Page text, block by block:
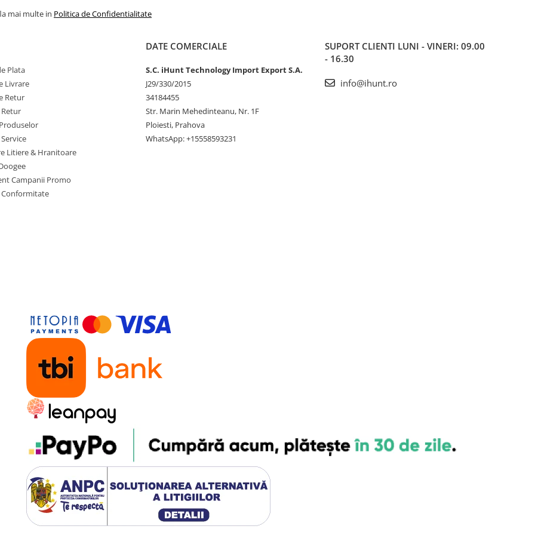
mai multe in Politica de Confidentialitate
Plata
Livrare
Retur
Litiere & Hranitoare
Campanii Promo
Conformitate
DATE COMERCIALE
S.C. iHunt Technology Import Export S.A.
J29/330/2015
34184455
Str. Marin Mehedinteanu, Nr. 1F
Ploiesti, Prahova
WhatsApp: +15558593231
SUPORT CLIENTI LUNI - VINERI: 09.00
- 16.30
info@ihunt.ro